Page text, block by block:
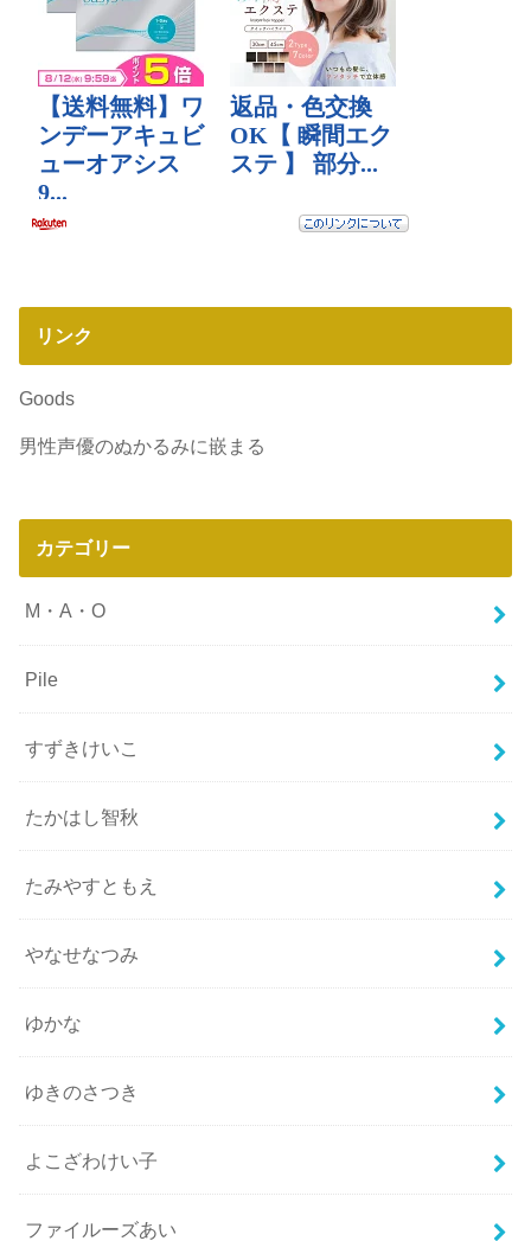
リンク
Goods
男性声優のぬかるみに嵌まる
カテゴリー
M・A・O
Pile
すずきけいこ
たかはし智秋
たみやすともえ
やなせなつみ
ゆかな
ゆきのさつき
よこざわけい子
ファイルーズあい